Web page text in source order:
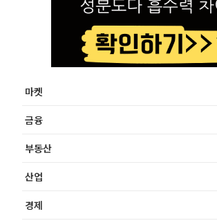
마켓
금융
부동산
산업
경제